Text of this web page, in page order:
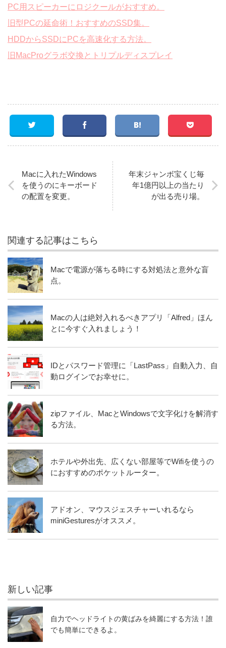
PC用スピーカーにロジクールがおすすめ。
旧型PCの延命術！おすすめのSSD集。
HDDからSSDにPCを高速化する方法。
旧MacProグラボ交換とトリプルディスプレイ
Macに入れたWindows
を使うのにキーボード
の配置を変更。
年末ジャンボ宝くじ毎
年1億円以上の当たり
が出る売り場。
関連する記事はこちら
Macで電源が落ちる時にする対処法と意外な盲
点。
Macの人は絶対入れるべきアプリ「Alfred」ほん
とに今すぐ入れましょう！
IDとパスワード管理に「LastPass」自動入力、自
動ログインでお幸せに。
zipファイル、MacとWindowsで文字化けを解消す
る方法。
ホテルや外出先、広くない部屋等でWifiを使うの
におすすめのポケットルーター。
アドオン、マウスジェスチャーいれるなら
miniGesturesがオススメ。
新しい記事
自力でヘッドライトの黄ばみを綺麗にする方法！誰
でも簡単にできるよ。